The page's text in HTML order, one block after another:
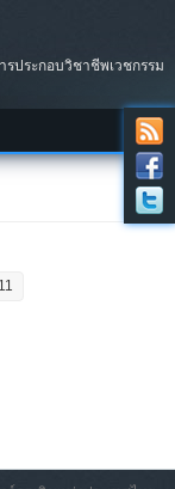
ประกอบวิชาชีพเวชกรรม